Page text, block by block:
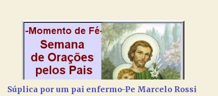
Senhor Jesus Cristo, vosso Filho, na unidade do Espírito Santo.
Amém. Novena a Nhá Chica (Oração para obter os favores
celestiais através da intercessão da Serva de Deus Nhá Chica)
(Rezar durante nove dias seguidos ou intercalados) Nhá Chica,
recorro a vós como intercessora entre a Bondade Divina e as
entregueis nas mãos do Santíssimo o meu pedido urgente (Fazer
Súplica por um pai enfermo-Pe Marcelo Rossi